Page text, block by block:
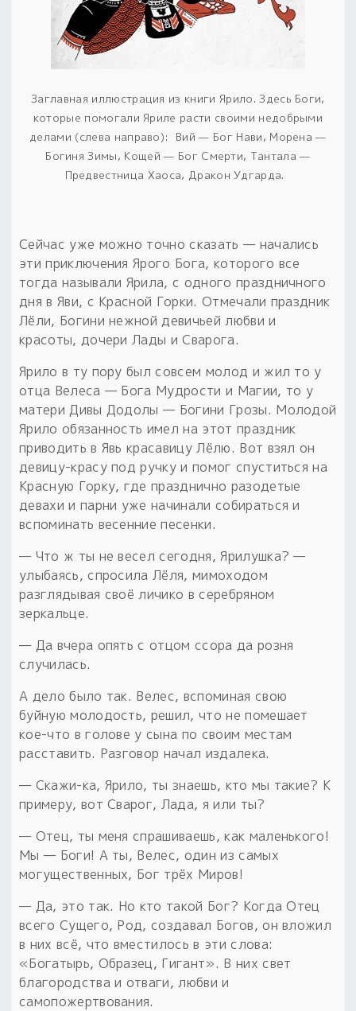
Заглавная иллюстрация из книги Ярило. Здесь Боги,
которые помогали Яриле расти своими недобрыми
делами (слева направо): Вий — Бог Нави, Морена —
Богиня Зимы, Кощей — Бог Смерти, Тантала —
Предвестница Хаоса, Дракон Удгарда.
Сейчас уже можно точно сказать — начались
эти приключения Ярого Бога, которого все
тогда называли Ярила, с одного праздничного
дня в Яви, с Красной Горки. Отмечали праздник
Лёли, Богини нежной девичьей любви и
красоты, дочери Лады и Сварога.
Ярило в ту пору был совсем молод и жил то у
отца Велеса — Бога Мудрости и Магии, то у
матери Дивы Додолы — Богини Грозы. Молодой
Ярило обязанность имел на этот праздник
приводить в Явь красавицу Лёлю. Вот взял он
девицу-красу под ручку и помог спуститься на
Красную Горку, где празднично разодетые
девахи и парни уже начинали собираться и
вспоминать весенние песенки.
— Что ж ты не весел сегодня, Ярилушка? —
улыбаясь, спросила Лёля, мимоходом
разглядывая своё личико в серебряном
зеркальце.
— Да вчера опять с отцом ссора да розня
случилась.
А дело было так. Велес, вспоминая свою
буйную молодость, решил, что не помешает
кое-что в голове у сына по своим местам
расставить. Разговор начал издалека.
— Скажи-ка, Ярило, ты знаешь, кто мы такие? К
примеру, вот Сварог, Лада, я или ты?
— Отец, ты меня спрашиваешь, как маленького!
Мы — Боги! А ты, Велес, один из самых
могущественных, Бог трёх Миров!
— Да, это так. Но кто такой Бог? Когда Отец
всего Сущего, Род, создавал Богов, он вложил
в них всё, что вместилось в эти слова:
«Богатырь, Образец, Гигант». В них свет
благородства и отваги, любви и
самопожертвования.